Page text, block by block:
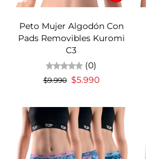
40%OFF
Peto Mujer Algodón Con
Pads Removibles Kuromi
C3
(0)
$9.990 $5.990